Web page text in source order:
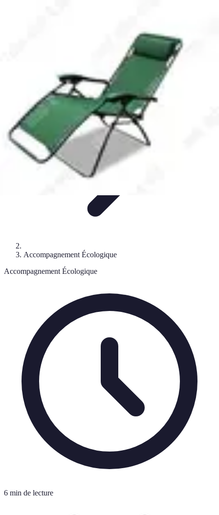
Accompagnement Écologique
Accompagnement Écologique
6 min de lecture